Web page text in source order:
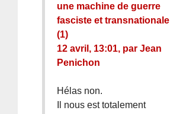
une machine de guerre
fasciste et transnationale
(1)
12 avril, 13:01, parJean
Penichon
Hélas non.
Il nous est totalement